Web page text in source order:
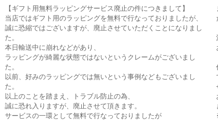
【ギフト用無料ラッピングサービス廃止の件につきまして】
当店ではギフト用のラッピングを無料で行なっておりましたが、
誠に恐縮ではございますが、廃止させていただくことになりまし
た。
本日輸送中に崩れなどがあり、
ラッピングが綺麗な状態ではないというクレームがございまし
た。
以前、好みのラッピングでは無いという事例などもございまし
た。
以上のことを踏まえ、トラブル防止の為、
誠に恐れ入りますが、廃止させて頂きます。
サービスの一環として無料で行なっておりましたが